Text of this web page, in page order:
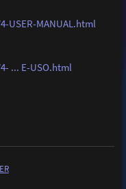
USER-MANUAL.html
... E-USO.html